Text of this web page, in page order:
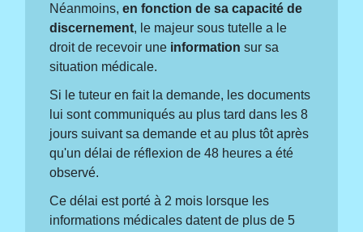
Néanmoins,en fonction de sa capacité de
discernement, le majeur sous tutelle a le
droit de recevoir une information sur sa
situation médicale.
Si le tuteur en fait la demande, les documents
lui sont communiqués au plus tard dans les 8
jours suivant sa demande et au plus tôt après
qu'un délai de réflexion de 48 heures a été
observé.
Ce délai est porté à 2 mois lorsque les
informations médicales datent de plus de 5